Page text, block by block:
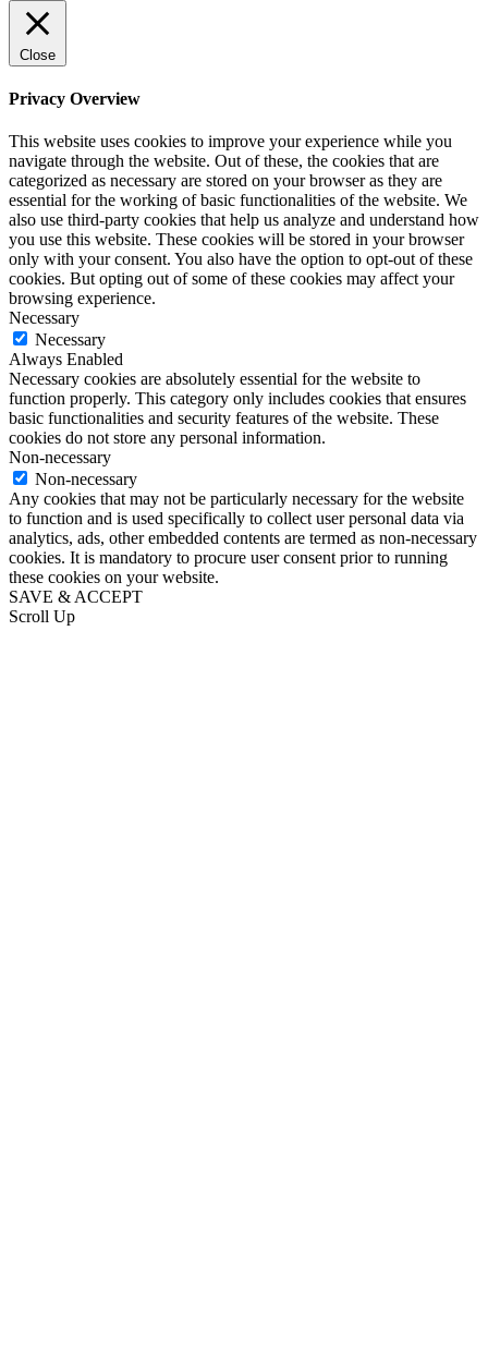
Close
Privacy Overview
This website uses cookies to improve your experience while you
navigate through the website. Out of these, the cookies that are
categorized as necessary are stored on your browser as they are
essential for the working of basic functionalities of the website. We
also use third-party cookies that help us analyze and understand how
you use this website. These cookies will be stored in your browser
only with your consent. You also have the option to opt-out of these
cookies. But opting out of some of these cookies may affect your
browsing experience.
Necessary
Necessary
Always Enabled
Necessary cookies are absolutely essential for the website to
function properly. This category only includes cookies that ensures
basic functionalities and security features of the website. These
cookies do not store any personal information.
Non-necessary
Non-necessary
Any cookies that may not be particularly necessary for the website
to function and is used specifically to collect user personal data via
analytics, ads, other embedded contents are termed as non-necessary
cookies. It is mandatory to procure user consent prior to running
these cookies on your website.
SAVE & ACCEPT
Scroll Up